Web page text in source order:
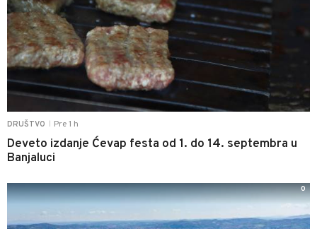
DRUŠTVO Pre 1 h
Deveto izdanje Ćevap festa od 1. do 14. septembra u
Banjaluci
0